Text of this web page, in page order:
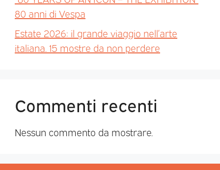
80 anni di Vespa
Estate 2026: il grande viaggio nell’arte
italiana. 15 mostre da non perdere
Commenti recenti
Nessun commento da mostrare.